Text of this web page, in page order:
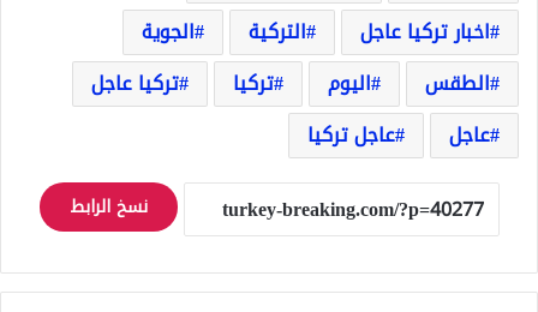
اخبار تركيا عاجل
التركية
الجوية
الطقس
اليوم تركيا
تركيا عاجل
عاجل
عاجل تركيا
نسخ الرابط